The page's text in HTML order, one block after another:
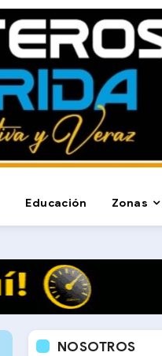
Educación Zonas
NOSOTROS